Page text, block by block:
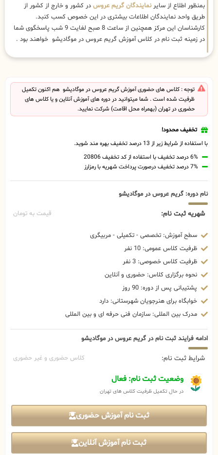
بمنظور اطلاع از سایرنمایندگان گریم عروس در کشور و خارج از کشور از
طریق واحد نمایندگان اطلاعات بیشتری در این خصوص کسب کنبد.
کارشناسان این مرکز همچنین از ساعت 8 صبح لغایت 9 شب پاسخگوی شما
در زمینه ثبت نام در کلاس آموزش گریم عروس در موگادیشو خواهند بود .
توجه : کلاس های حضوری آموزش گریم عروس در موگادیشو هم اکنون تکمیل
ظرفیت شده است . شما میتوانید در دوره های آموزش آنلاین و یا کلاس های
حضوری در تهران (بهمراه محل اقامت) شرکت نمایید.
تخفیف محدود!
با استفاده از شرایط زیر از 13 درصد تخفیف بهره مند شوید.
6% درصد تخفیف با استفاده از کد تخفیف 20806
7% درصد تخفیف درصورت پرداخت شهریه با رمزارز
نام دوره: گریم عروس در موگادیشو
شهریه ثبت نام: قیمت به تومان
سطح آموزش: تخصصی - تکمیلی - مربیگری
ظرفیت کلاس عمومی: 10 نفر
ظرفیت کلاس خصوصی: 3 نفر
نحوه برگزاری کلاس: حضوری و آنلاین
پشتیبانی پس از دوره: 90 روز
خوابگاه برای هنرجویان شهرستانی: دارد
مدرک بین المللی: سازمان فنی حرفه ای و بین المللی
ادامه فرایند ثبت نام در گریم عروس در موگادیشو
شرایط ثبت نام: کلاس حضوری و غیر حضوری
وضعیت ثبت نام: فعال
در حال تکمیل ظرفیت کلاس های تهران
ثبت نام آموزش حضوری
ثبت نام آموزش آنلاین